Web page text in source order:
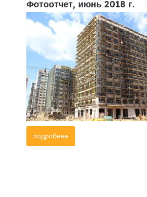
Фотоотчет, июнь 2018 г.
подробнее